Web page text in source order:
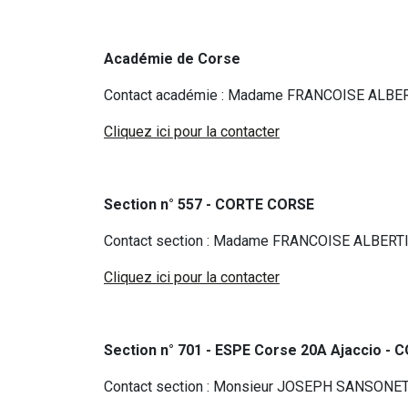
Académie de Corse
Contact académie : Madame FRANCOISE
Cliquez ici pour la contacter
Section n° 557 - CORTE CORSE
Contact section : Madame FRANCOISE
Cliquez ici pour la contacter
Section n° 701 - ESPE Corse 20A Ajaccio -
Contact section : Monsieur JOSEPH